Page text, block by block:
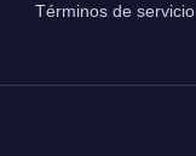
Términos de servicio